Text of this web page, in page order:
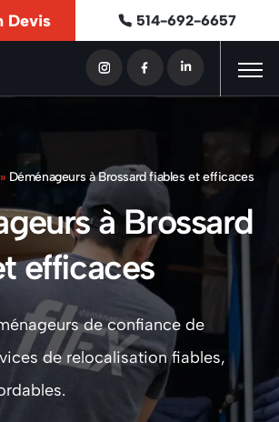
Devis 514-692-6657
Déménageurs à Brossard fiables et efficaces
à Brossard
efficaces
de confiance de
de relocalisation fiables,